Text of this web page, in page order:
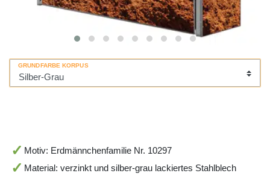
GRUNDFARBE KORPUS
Motiv: Erdmännchenfamilie Nr. 10297
Material: verzinkt und silber-grau lackiertes Stahlblech